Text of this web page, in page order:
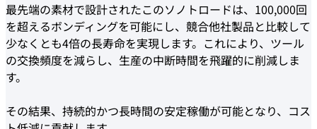
最先端の素材で設計されたこのソノトロードは、100,000回
を超えるボンディングを可能にし、競合他社製品と比較して
少なくとも4倍の長寿命を実現します。これにより、ツール
の交換頻度を減らし、生産の中断時間を飛躍的に削減しま
す。
その結果、持続的かつ長時間の安定稼働が可能となり、コス